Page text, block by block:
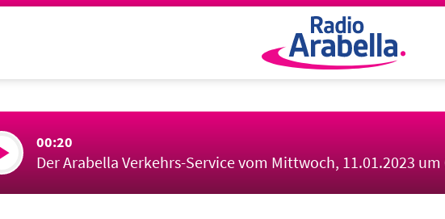
00:20
Der Arabella Verkehrs-Service vom Mittwoch, 11.01.2023 um